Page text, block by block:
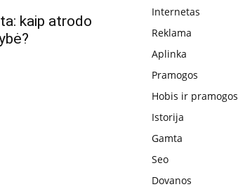
kaip atrodo
Internetas
Reklama
Aplinka
Pramogos
Hobis ir pramogos
Istorija
Gamta
Seo
Dovanos